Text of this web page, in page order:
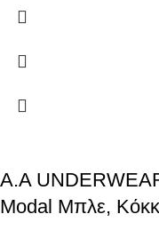
A.A
Modal Μπλε,